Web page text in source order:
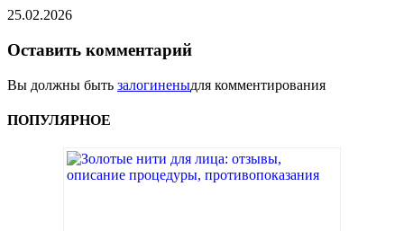
25.02.2026
Оставить комментарий
Вы должны быть залогиненыдля комментирования
ПОПУЛЯРНОЕ